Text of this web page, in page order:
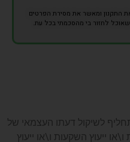
התקנון ומאשר את מסירת הפרטים
לחזור בי מהסכמתי בכל עת.
לשיקול דעתו העצמאי של
ייעוץ השקעות ו\או ייעוץ